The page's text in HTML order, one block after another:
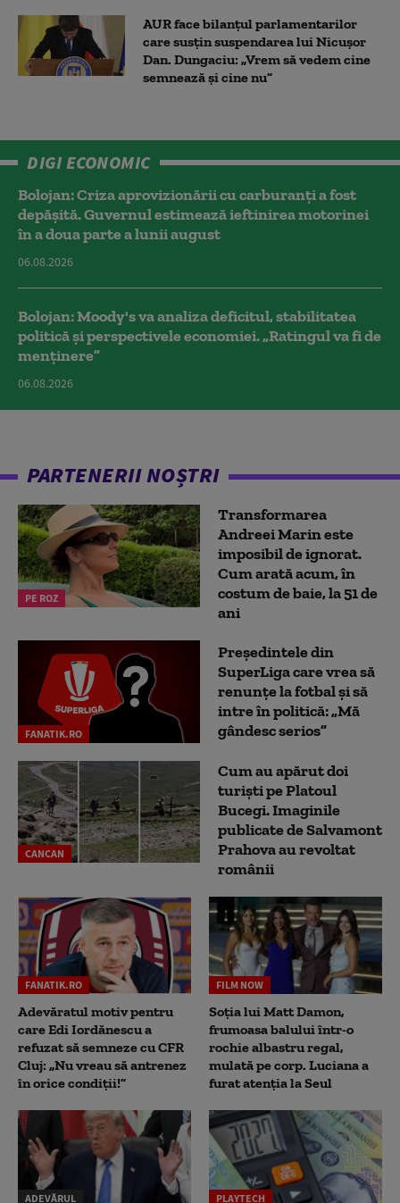
AUR face bilanțul parlamentarilor
care susțin suspendarea lui Nicușor
Dan. Dungaciu: „Vrem să vedem cine
semnează și cine nu”
DIGI ECONOMIC
Bolojan: Criza aprovizionării cu carburanți a fost
depășită. Guvernul estimează ieftinirea motorinei
în a doua parte a lunii august
06.08.2026
Bolojan: Moody's va analiza deficitul, stabilitatea
politică și perspectivele economiei. „Ratingul va fi de
menținere”
06.08.2026
PARTENERII NOȘTRI
PE ROZ
Transformarea
Andreei Marin este
imposibil de ignorat.
Cum arată acum, în
costum de baie, la 51 de
ani
FANATIK.RO
Președintele din
SuperLiga care vrea să
renunțe la fotbal și să
intre în politică: „Mă
gândesc serios”
CANCAN
Cum au apărut doi
turiști pe Platoul
Bucegi. Imaginile
publicate de Salvamont
Prahova au revoltat
românii
FANATIK.RO
Adevăratul motiv pentru
care Edi Iordănescu a
refuzat să semneze cu CFR
Cluj: „Nu vreau să antrenez
în orice condiții!”
FILM NOW
Soția lui Matt Damon,
frumoasa balului într-o
rochie albastru regal,
mulată pe corp. Luciana a
furat atenția la Seul
ADEVĂRUL PLAYTECH